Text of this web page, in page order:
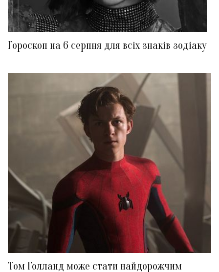
Гороскоп на 6 серпня для всіх знаків зодіаку
Том Голланд може стати найдорожчим